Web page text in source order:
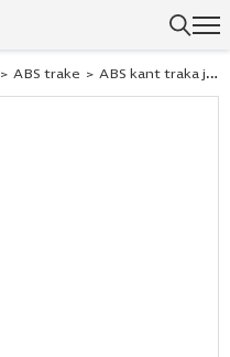
> ABS trake > ABS kant traka javor hard šampanjac 263860 22×0,5